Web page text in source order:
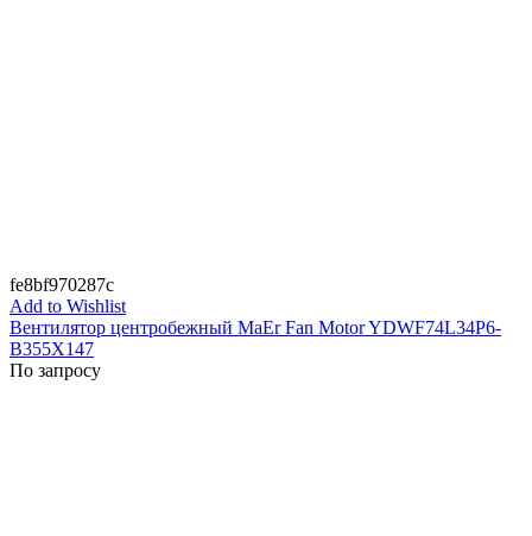
fe8bf970287c
Add to Wishlist
Вентилятор центробежный MaEr Fan Motor YDWF74L34P6-
B355X147
По запросу